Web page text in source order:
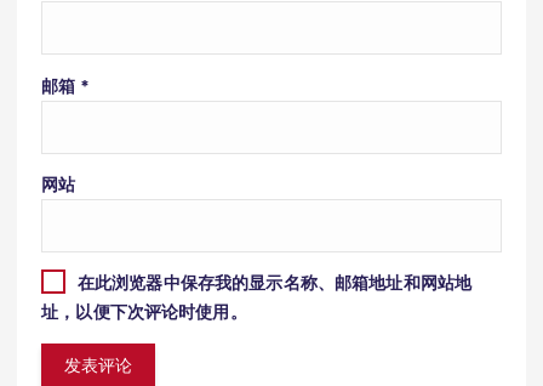
邮箱 *
网站
在此浏览器中保存我的显示名称、邮箱地址和网站地
址，以便下次评论时使用。